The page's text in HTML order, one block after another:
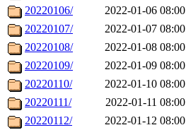
20220106/
2022-01-06 08:00
20220107/
2022-01-07 08:00
20220108/
2022-01-08 08:00
20220109/
2022-01-09 08:00
20220110/
2022-01-10 08:00
20220111/
2022-01-11 08:00
20220112/
2022-01-12 08:00